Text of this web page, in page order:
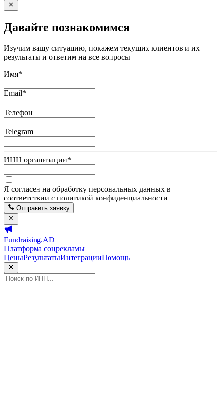
Давайте познакомимся
Изучим вашу ситуацию, покажем текущих клиентов и их
результаты и ответим на все вопросы
Имя*
Email*
Телефон
Telegram
ИНН организации*
Я согласен на обработку персональных данных в
соответствии с политикой конфиденциальности
Отправить заявку
Fundraising.AD
Платформа соцрекламы
ЦеныРезультатыИнтеграцииПомощь